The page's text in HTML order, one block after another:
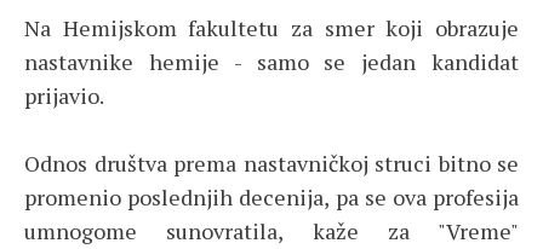
Na Hemijskom fakultetu za smer koji obrazuje
nastavnike hemije - samo se jedan kandidat
prijavio.
Odnos društva prema nastavničkoj struci bitno se
promenio poslednjih decenija, pa se ova profesija
umnogome sunovratila, kaže za "Vreme"